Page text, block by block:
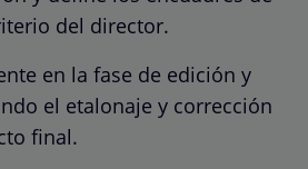
del director.
en la fase de edición y
el etalonaje y corrección
final.